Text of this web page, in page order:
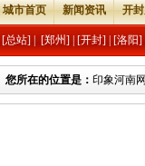
城市首页 新闻资讯 开
[总站] [郑州] [开封] [洛阳]
您所在的位置是： 印象河南网